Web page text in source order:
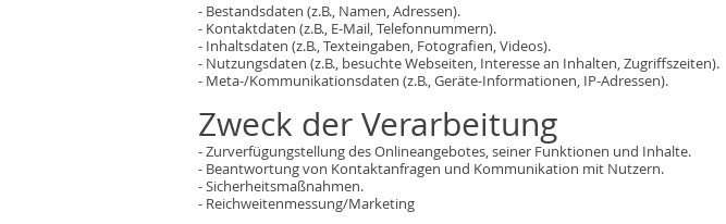
- Bestandsdaten (z.B., Namen, Adressen).
- Kontaktdaten (z.B., E-Mail, Telefonnummern).
- Inhaltsdaten (z.B., Texteingaben, Fotografien, Videos).
- Nutzungsdaten (z.B., besuchte Webseiten, Interesse an Inhalten, Zugriffszeiten).
- Meta-/Kommunikationsdaten (z.B., Geräte-Informationen, IP-Adressen).
Zweck der Verarbeitung
- Zurverfügungstellung des Onlineangebotes, seiner Funktionen und Inhalte.
- Beantwortung von Kontaktanfragen und Kommunikation mit Nutzern.
- Sicherheitsmaßnahmen.
- Reichweitenmessung/Marketing